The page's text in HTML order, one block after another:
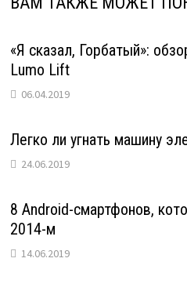
«Я сказал, Горбатый»:
Lumo Lift
06.04.2019
Легко ли угнать машину
24.06.2019
8 Android-смартфонов,
2014-м
14.06.2019